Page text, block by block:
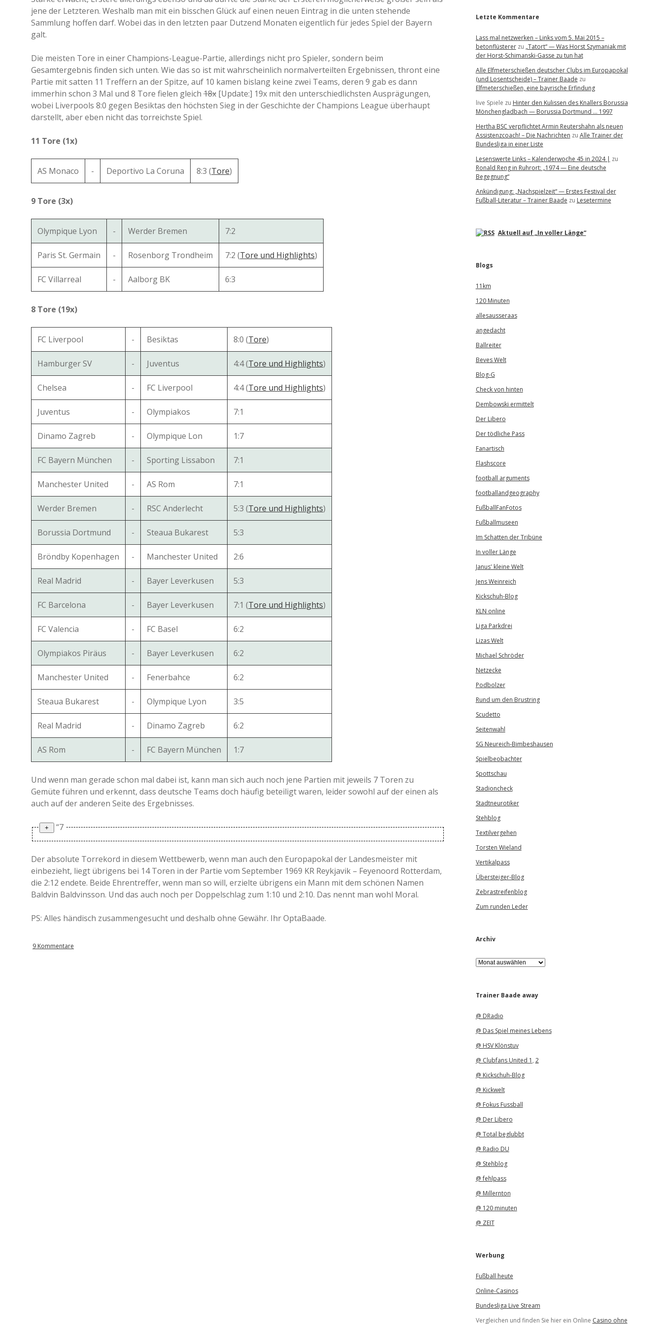
jene der Letzteren. Weshalb man mit ein bisschen Glück auf einen neuen Eintrag in die unten stehende
Sammlung hoffen darf. Wobei das in den letzten paar Dutzend Monaten eigentlich für jedes Spiel der Bayern
galt.
Die meisten Tore in einer Champions-League-Partie, allerdings nicht pro Spieler, sondern beim
Gesamtergebnis finden sich unten. Wie das so ist mit wahrscheinlich normalverteilten Ergebnissen, thront eine
Partie mit satten 11 Treffern an der Spitze, auf 10 kamen bislang keine zwei Teams, deren 9 gab es dann
immerhin schon 3 Mal und 8 Tore fielen gleich 18x [Update:] 19x mit den unterschiedlichsten Ausprägungen,
wobei Liverpools 8:0 gegen Besiktas den höchsten Sieg in der Geschichte der Champions League überhaupt
darstellt, aber eben nicht das torreichste Spiel.
11 Tore (1x)
AS Monaco - Deportivo La Coruna 8:3 (Tore)
9 Tore (3x)
Olympique Lyon - Werder Bremen 7:2
Paris St. Germain - Rosenborg Trondheim 7:2 (Tore und Highlights)
FC Villarreal - Aalborg BK 6:3
8 Tore (19x)
FC Liverpool - Besiktas 8:0 (Tore)
Hamburger SV - Juventus 4:4 (Tore und Highlights)
Chelsea - FC Liverpool 4:4 (Tore und Highlights)
Juventus - Olympiakos 7:1
Dinamo Zagreb - Olympique Lon 1:7
FC Bayern München - Sporting Lissabon 7:1
Manchester United - AS Rom 7:1
Werder Bremen - RSC Anderlecht 5:3 (Tore und Highlights)
Borussia Dortmund - Steaua Bukarest 5:3
Bröndby Kopenhagen - Manchester United 2:6
Real Madrid - Bayer Leverkusen 5:3
FC Barcelona - Bayer Leverkusen 7:1 (Tore und Highlights)
FC Valencia - FC Basel 6:2
Olympiakos Piräus - Bayer Leverkusen 6:2
Manchester United - Fenerbahce 6:2
Steaua Bukarest - Olympique Lyon 3:5
Real Madrid - Dinamo Zagreb 6:2
AS Rom - FC Bayern München 1:7
Und wenn man gerade schon mal dabei ist, kann man sich auch noch jene Partien mit jeweils 7 Toren zu
Gemüte führen und erkennt, dass deutsche Teams doch häufig beteiligt waren, leider sowohl auf der einen als
auch auf der anderen Seite des Ergebnisses.
“7
7 Tore (32x)
FC Valencia – KRC Genk 7:0
Der absolute Torrekord in diesem Wettbewerb, wenn man auch den Europapokal der Landesmeister mit
einbezieht, liegt übrigens bei 14 Toren in der Partie vom September 1969 KR Reykjavik – Feyenoord Rotterdam,
die 2:12 endete. Beide Ehrentreffer, wenn man so will, erzielte übrigens ein Mann mit dem schönen Namen
Baldvin Baldvinsson. Und das auch noch per Doppelschlag zum 1:10 und 2:10. Das nennt man wohl Moral.
PS: Alles händisch zusammengesucht und deshalb ohne Gewähr. Ihr OptaBaade.
9 Kommentare
Letzte Kommentare
Lass mal netzwerken – Links vom 5. Mai 2015 –
betonflüstererzu „Tatort“ — Was Horst Szymaniak mit
der Horst-Schimanski-Gasse zu tun hat
Alle Elfmeterschießen deutscher Clubs im Europapokal
(und Losentscheide) – Trainer Baade zu
Elfmeterschießen, eine bayrische Erfindung
live Spiele zu Hinter den Kulissen des Knallers Borussia
Mönchengladbach — Borussia Dortmund … 1997
Hertha BSC verpflichtet Armin Reutershahn als neuen
Assistenzcoach! – Die Nachrichten zu Alle Trainer der
Bundesliga in einer Liste
Lesenswerte Links – Kalenderwoche 45 in 2024 | zu
Ronald Reng in Ruhrort: „1974 — Eine deutsche
Begegnung“
Ankündigung: „Nachspielzeit“ — Erstes Festival der
Fußball-Literatur – Trainer Baade zu Lesetermine
Aktuell auf „In voller Länge“
Blogs
11km
120 Minuten
allesausseraas
angedacht
Ballreiter
Beves Welt
Blog-G
Check von hinten
Dembowski ermittelt
Der Libero
Der tödliche Pass
Fanartisch
Flashscore
football arguments
footballandgeography
FußballFanFotos
Fußballmuseen
Im Schatten der Tribüne
In voller Länge
Janus' kleine Welt
Jens Weinreich
Kickschuh-Blog
KLN online
Liga Parkdrei
Lizas Welt
Michael Schröder
Netzecke
Podbolzer
Rund um den Brustring
Scudetto
Seitenwahl
SG Neureich-Bimbeshausen
Spielbeobachter
Spottschau
Stadioncheck
Stadtneurotiker
Stehblog
Textilvergehen
Torsten Wieland
Vertikalpass
Übersteiger-Blog
Zebrastreifenblog
Zum runden Leder
Archiv
A
r
iTrainer Baade away
@ DRadio
@ Das Spiel meines Lebens
@ HSV Klönstuv
@ Clubfans United 1 , 2
@ Kickschuh-Blog
@ Kickwelt
@ Fokus Fussball
@ Der Libero
@ Total beglubbt
@ Radio DU
@ Stehblog
@ fehlpass
@ Millernton
@ 120 minuten
@ ZEIT
Werbung
Fußball heute
Online-Casinos
Bundesliga Live Stream
Vergleichen und finden Sie hier ein Online Casino ohne